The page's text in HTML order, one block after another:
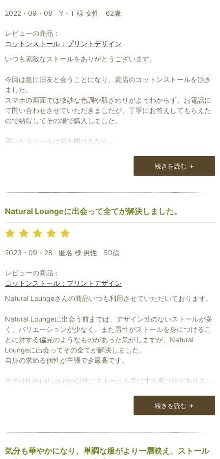
2022・09・08 Y・T 様 女性 62歳
レビューの商品：
コットンストール：プリントデザイン
いつも素敵なストールをありがとうございます。
今回は急に旧友と会うことになり、貴店のコットンストールを頂き
ました。
スマホの画面では微妙な色調や肌ざわりがようわからず、お電話に
て問い合わせさせていただきましたが、丁寧にお答えしてもらえた
ので納得してその場で購入しました。
届いたストールは箱を開けるなり
ました。
続きを読む +
Natural Loungeに出会って全てが解決しました。
2023・09・28 匿名 様 男性 50歳
レビューの商品：
コットンストール：プリントデザイン
Natural Loungeさんの商品いつも利用させていただいております。
Natural Loungeに出会う前までは、デザイン性のないストールが多
く、バリエーションが少なく、また男性がストールを身につけるこ
とに対する偏見のようなものがあった気がしますが、Natural
Loungeに出会ってその全てが解決しました。
自身の求める個性が主張でき最高です。
今ではNatural Lounge以外にストールを手にする事は殆どありませ
識させていただいたお店の一つだと思っております。
が、複雑ですね。
気持ちは独り占めしてはダメですね。
続きを読む +
気分も華やかになり、単調な服がより一層映え、ストール